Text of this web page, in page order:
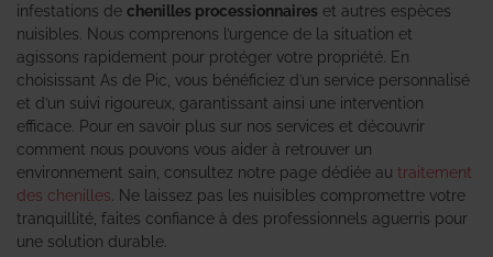
infestations de chenilles processionnaires et autres espèces
nuisibles. Nous comprenons l’urgence de la situation et
agissons rapidement pour protéger votre propriété. En
choisissant As de Pic, vous bénéficiez d’un service personnalisé
et d’un suivi rigoureux, garantissant ainsi une intervention
efficace. Pour en savoir plus sur nos services et découvrir
comment nous pouvons vous aider à retrouver un
environnement sain, consultez notre page dédiée au traitement
des chenilles . Ne laissez pas les nuisibles compromettre votre
tranquillité, faites confiance à des professionnels aguerris pour
une solution durable.